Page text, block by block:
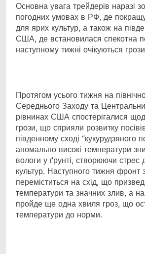
Основна увага трейдерів наразі
погодних умовах в РФ, де
для ярих культур, а також на
США, де встановилася спекотна
наступному тижні очікуються
Протягом усього тижня на
Середнього Заходу та
рівнинах США спостерігалися
грози, що сприяли розвитку
південному сході “кукурудзяного
аномально високі температури
вологи у ґрунті, створюючи стрес
культур. Наступного тижня фронт
переміститься на схід, що
температури та значних злив, а
пройде ще одна хвиля гроз, що
температури до норми.